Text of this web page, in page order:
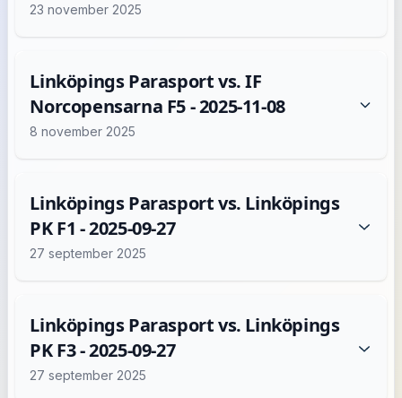
23 november 2025
Linköpings Parasport vs. IF
Norcopensarna F5 - 2025-11-08
8 november 2025
Linköpings Parasport vs. Linköpings
PK F1 - 2025-09-27
27 september 2025
Linköpings Parasport vs. Linköpings
PK F3 - 2025-09-27
27 september 2025